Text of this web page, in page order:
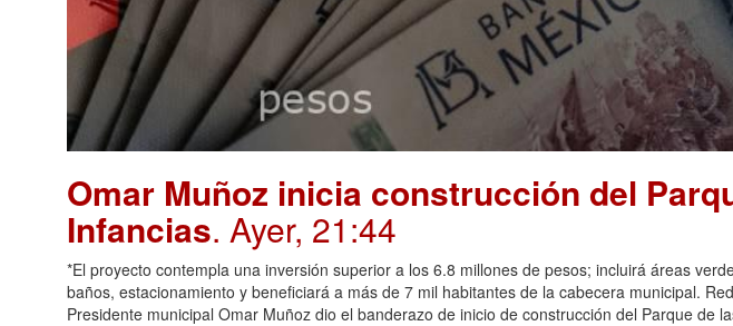
Omar Muñoz inicia construcción del
Infancias. Ayer, 21:44
*El proyecto contempla una inversión superior a los 6.8 millones de pesos; incluirá áreas
baños, estacionamiento y beneficiará a más de 7 mil habitantes de la cabecera municipal.
Presidente municipal Omar Muñoz dio el banderazo de inicio de construcción del Parque de